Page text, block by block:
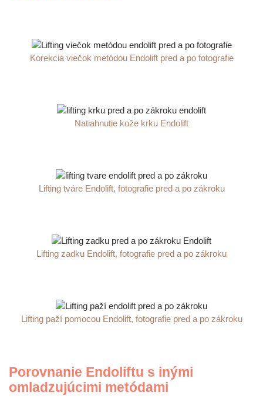
Korekcia viečok metódou Endolift pred a po fotografie
Natiahnutie kože krku Endolift
Lifting tváre Endolift, fotografie pred a po zákroku
Lifting zadku Endolift, fotografie pred a po zákroku
Lifting paží pomocou Endolift, fotografie pred a po zákroku
Porovnanie Endoliftu s inými
omladzujúcimi metódami